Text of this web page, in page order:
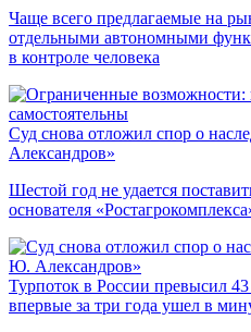
Чаще всего предлагаемые на
отдельными автономными
в контроле человека
Суд снова отложил спор о
Александров»
Шестой год не удается
основателя
Турпоток в России превысил
впервые за три года ушел в